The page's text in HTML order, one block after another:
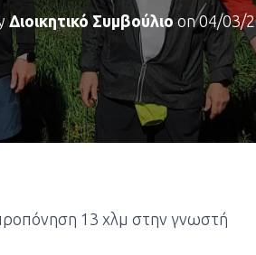
Διοικητικό Συμβούλιοon04/03/
13 χλμ στην γνωστή